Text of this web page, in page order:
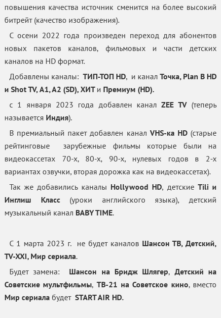
повышения качества источник сменится на более высокий
битрейт (качество изображения).
C осени 2022 года произведен переход для абонентов
новых пакетов каналов, фильмовых и части детских
каналов на HD формат.
Добавлены каналы: ТИП-ТОП HD, и каналТочка, Plan B HD
и Shot TV, А1, А2 (SD), ХИТ и Премиум (HD).
c 1 января 2023 года добавлен каналZEE TV(теперь
называется Индия).
В премиальный пакет добавлен канал VHS-ка HD(старые
рейтинговые зарубежные фильмы которые были на
видеокассетах 70-х, 80-х, 90-х, нулевых годов в 2-х
вариантах озвучки, вторая дорожка как на видеокассетах).
Так же добавились каналы Hollywood HD, детские Tili и
Инглиш Класс(уроки английского языка), детский
музыкальный канал BABY TIME.
С 1 марта 2023 г. не будет каналов Шансон ТВ, Детский,
TV-XXI, Мир сериала.
Будет замена: Шансон на Бридж Шлягер, Детский на
Советские мультфильмы, ТВ-21 на Советское кино, вместо
Мир сериалабудет START AIR HD.